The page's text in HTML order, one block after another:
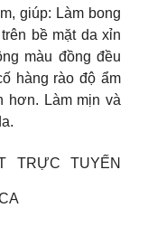
giúp: Làm bong
bề mặt da xỉn
màu đồng đều
hàng rào độ ẩm
hơn. Làm mịn và
TRỰC TUYẾN